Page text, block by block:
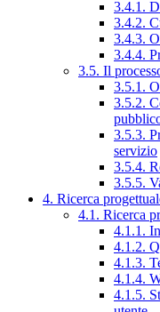
3.4.1.
3.4.2.
3.4.3.
3.4.4.
3.5. Il
3.5.1.
3.5.2.
3.5.3.
servizio
3.5.4.
3.5.5.
4. Ricerca
4.1. Ricerca
4.1.1.
4.1.2.
4.1.3.
4.1.4.
4.1.5.